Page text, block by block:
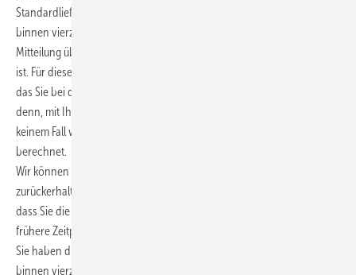
Standardlieferung gewählt haben), unverzüglich und spätestens
binnen vierzehn (14) Tagen ab dem Tag zurückzuzahlen, an dem die
Mitteilung über Ihren Widerruf dieses Vertrags bei uns eingegangen
ist. Für diese Rückzahlung verwenden wir dasselbe Zahlungsmittel,
das Sie bei der ursprünglichen Transaktion eingesetzt haben, es sei
denn, mit Ihnen wurde ausdrücklich etwas anderes vereinbart; in
keinem Fall werden Ihnen wegen dieser Rückzahlung Entgelte
berechnet.
Wir können die Rückzahlung verweigern, bis wir die Waren
zurückerhalten haben oder bis Sie den Nachweis erbracht haben,
dass Sie die Waren zurückgesandt haben, je nachdem, welches der
frühere Zeitpunkt ist.
Sie haben die Waren unverzüglich und in jedem Fall spätestens
binnen vierzehn (14) Tagen ab dem Tag, an dem Sie uns über den